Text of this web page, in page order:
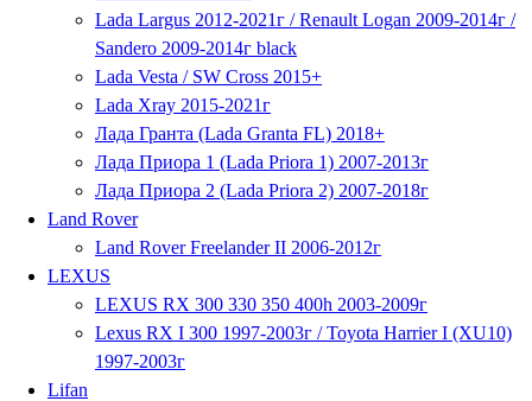
Lada Largus 2012-2021г / Renault Logan 2009-2014г /
Sandero 2009-2014г black
Lada Vesta / SW Cross 2015+
Lada Xray 2015-2021г
Лада Гранта (Lada Granta FL) 2018+
Лада Приора 1 (Lada Priora 1) 2007-2013г
Лада Приора 2 (Lada Priora 2) 2007-2018г
Land Rover
Land Rover Freelander II 2006-2012г
LEXUS
LEXUS RX 300 330 350 400h 2003-2009г
Lexus RX I 300 1997-2003г / Toyota Harrier I (XU10)
1997-2003г
Lifan